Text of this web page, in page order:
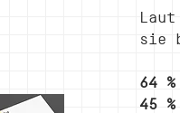
sie
64 %
45 %